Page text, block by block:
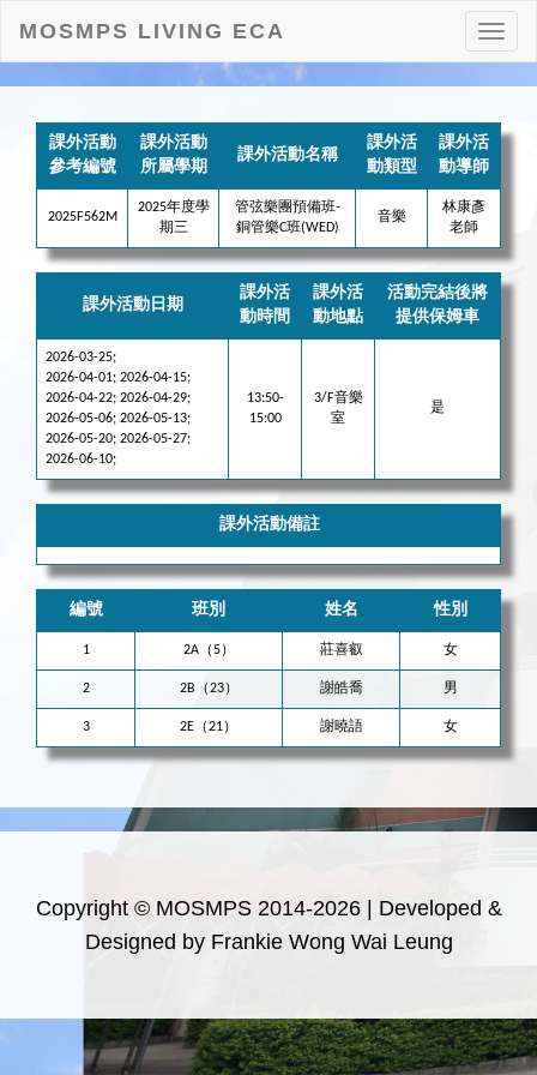
打
開
MOSMPS LIVING ECA
課外活動
參考編號
課外活動
所屬學期
課外活動名稱
課外活
動類型
課外活
動導師
2025F562M
2025年度學
期三
管弦樂團預備班-
銅管樂C班(WED)
音樂
林康彥
老師
課外活動日期
課外活
動時間
課外活
動地點
活動完結後將
提供保姆車
2026-03-25;
2026-04-01; 2026-04-15;
2026-04-22; 2026-04-29;
2026-05-06; 2026-05-13;
2026-05-20; 2026-05-27;
2026-06-10;
13:50-
15:00
3/F音樂
室
是
課外活動備註
編號 班別 姓名 性別
1 2A（5） 莊喜叡 女
2 2B（23） 謝皓喬 男
3 2E（21） 謝曉語 女
Copyright © MOSMPS 2014-2026 | Developed &
Designed by Frankie Wong Wai Leung